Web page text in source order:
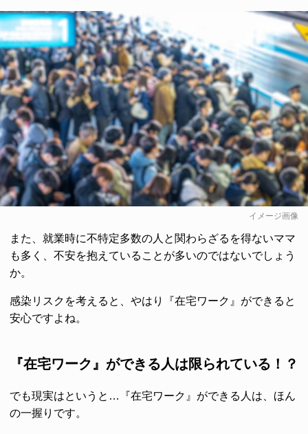
イメージ画像
また、就業時に不特定多数の人と関わらざるを得ないママ
も多く、不安を抱えていることが多いのではないでしょう
か。
感染リスクを考えると、やはり『在宅ワーク』ができると
安心ですよね。
『在宅ワーク』ができる人は限られている！？
でも現実はというと…『在宅ワーク』ができる人は、ほん
の一握りです。